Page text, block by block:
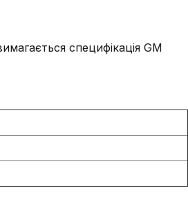
специфікація GM